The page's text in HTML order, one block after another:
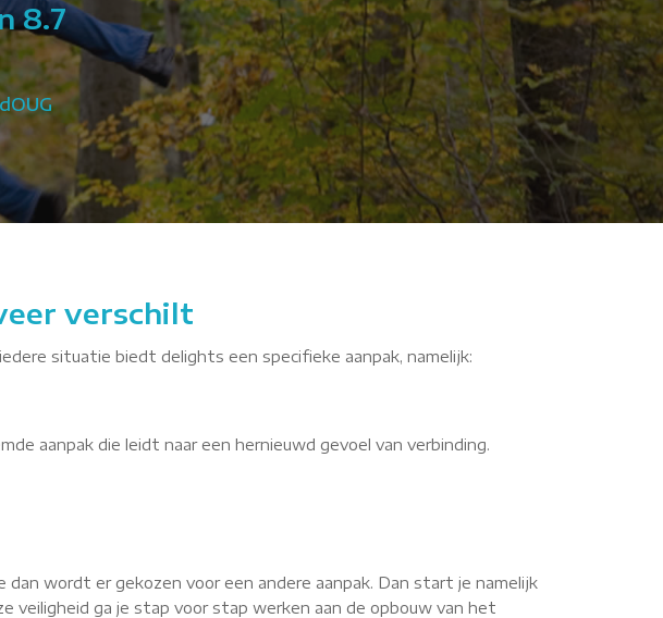
8.7
verschilt
situatie biedt delights een specifieke aanpak, namelijk:
aanpak die leidt naar een hernieuwd gevoel van verbinding.
wordt er gekozen voor een andere aanpak. Dan start je namelijk
veiligheid ga je stap voor stap werken aan de opbouw van het